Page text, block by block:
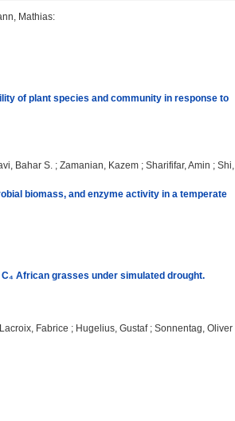
Mathias:
of plant species and community in response to
Bahar S. ; Zamanian, Kazem ; Sharififar, Amin ; Shi,
biomass, and enzyme activity in a temperate
African grasses under simulated drought.
Lacroix, Fabrice ; Hugelius, Gustaf; Sonnentag, Oliver